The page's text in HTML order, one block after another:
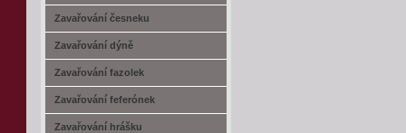
Zavařování česneku
Zavařování dýně
Zavařování fazolek
Zavařování feferónek
Zavařování hrášku